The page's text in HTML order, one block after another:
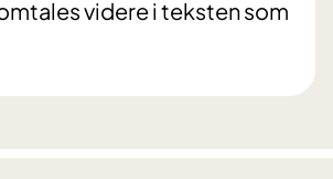
videre i teksten som